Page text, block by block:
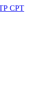
СРТ